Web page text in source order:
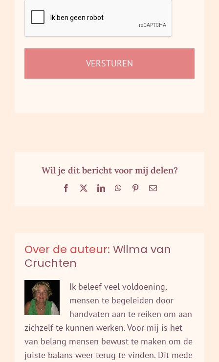
Wil je dit bericht voor mij delen?
Facebook LinkedInWhatsApp
Pinterest
E-
Over de auteur: Wilma van
Cruchten
Ik beleef veel voldoening,
mensen te begeleiden door
handvaten aan te reiken om aan
zichzelf te kunnen werken. Voor mij is het
van belang mensen bewust te maken om de
juiste balans weer terug te vinden. Dit mede